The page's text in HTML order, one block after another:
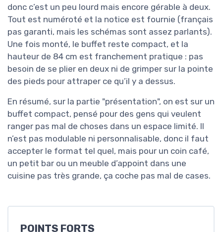
donc c’est un peu lourd mais encore gérable à deux.
Tout est numéroté et la notice est fournie (français
pas garanti, mais les schémas sont assez parlants).
Une fois monté, le buffet reste compact, et la
hauteur de 84 cm est franchement pratique : pas
besoin de se plier en deux ni de grimper sur la pointe
des pieds pour attraper ce qu’il y a dessus.
En résumé, sur la partie "présentation", on est sur un
buffet compact, pensé pour des gens qui veulent
ranger pas mal de choses dans un espace limité. Il
n’est pas modulable ni personnalisable, donc il faut
accepter le format tel quel, mais pour un coin café,
un petit bar ou un meuble d’appoint dans une
cuisine pas très grande, ça coche pas mal de cases.
POINTS FORTS